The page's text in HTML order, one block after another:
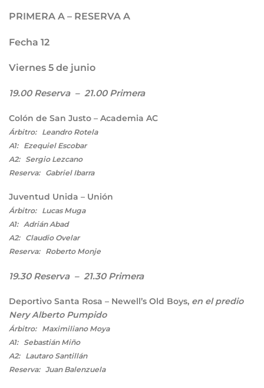
PRIMERA A – RESERVA A
Fecha 12
Viernes 5 de junio
19.00 Reserva – 21.00 Primera
Colón de San Justo – Academia AC
Árbitro: Leandro Rotela
A1: Ezequiel Escobar
A2: Sergio Lezcano
Reserva: Gabriel Ibarra
Juventud Unida – Unión
Árbitro: Lucas Muga
A1: Adrián Abad
A2: Claudio Ovelar
Reserva: Roberto Monje
19.30 Reserva – 21.30 Primera
Deportivo Santa Rosa – Newell’s Old Boys, en el predio
Nery Alberto Pumpido
Árbitro: Maximiliano Moya
A1: Sebastián Miño
A2: Lautaro Santillán
Reserva: Juan Balenzuela